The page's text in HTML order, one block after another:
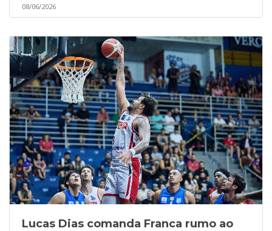
08/06/2026
Lucas Dias comanda Franca rumo ao